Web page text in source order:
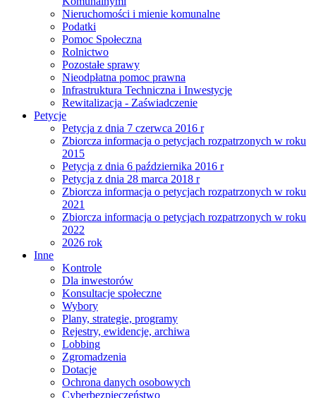
Nieruchomości i mienie komunalne
Podatki
Pomoc Społeczna
Rolnictwo
Pozostałe sprawy
Nieodpłatna pomoc prawna
Infrastruktura Techniczna i Inwestycje
Rewitalizacja - Zaświadczenie
Petycje
Petycja z dnia 7 czerwca 2016 r
Zbiorcza informacja o petycjach rozpatrzonych w roku
2015
Petycja z dnia 6 października 2016 r
Petycja z dnia 28 marca 2018 r
Zbiorcza informacja o petycjach rozpatrzonych w roku
2021
Zbiorcza informacja o petycjach rozpatrzonych w roku
2022
2026 rok
Inne
Kontrole
Dla inwestorów
Konsultacje społeczne
Wybory
Plany, strategie, programy
Rejestry, ewidencje, archiwa
Lobbing
Zgromadzenia
Dotacje
Ochrona danych osobowych
Cyberbezpieczeństwo